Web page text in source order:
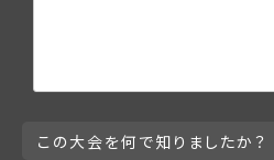
この大会を何で知りましたか？